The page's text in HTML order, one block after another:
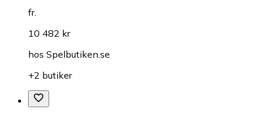
fr.
10 482 kr
hos Spelbutiken.se
+2 butiker